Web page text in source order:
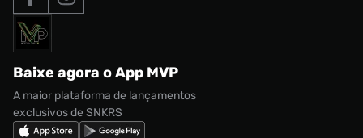
Acessórios
Marcas
adidas Adi2000
adidas Campus
Nike Shox
Termos de uso
Política de privacidade
Regulamento CRM/ CASHBACK
Regulamento Cupom
Formas de Pagamento
Solicite seus dados
Baixe agora o App MVP
A maior plataforma de lançamentos
exclusivos de SNKRS